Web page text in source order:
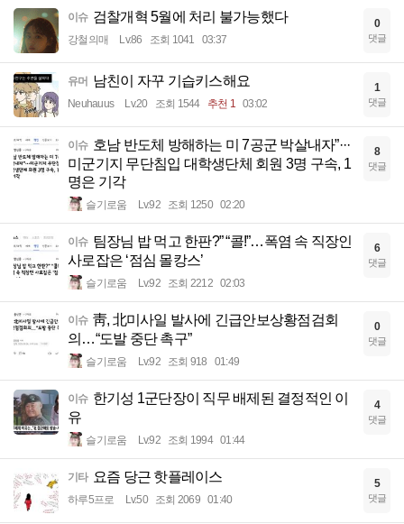
이슈 검찰개혁 5월에 처리 불가능했다
강철의매 Lv.86 조회 1041 03:37
0
댓글
유머 남친이 자꾸 기습키스해요
Neuhauus Lv.20 조회 1544 추천 1 03:02
1
댓글
이슈 호남 반도체 방해하는 미 7공군 박살내자”···
미군기지 무단침입 대학생단체 회원 3명 구속, 1
명은 기각
슬기로움 Lv.92 조회 1250 02:20
8
댓글
이슈 팀장님 밥 먹고 한판?” “콜!”…폭염 속 직장인
사로잡은 ‘점심 몰캉스’
슬기로움 Lv.92 조회 2212 02:03
6
댓글
이슈 靑, 北미사일 발사에 긴급안보상황점검회
의…“도발 중단 촉구”
슬기로움 Lv.92 조회 918 01:49
0
댓글
이슈 한기성 1군단장이 직무 배제된 결정적인 이
유
슬기로움 Lv.92 조회 1994 01:44
4
댓글
기타 요즘 당근 핫플레이스
하루5프로 Lv.50 조회 2069 01:40
5
댓글